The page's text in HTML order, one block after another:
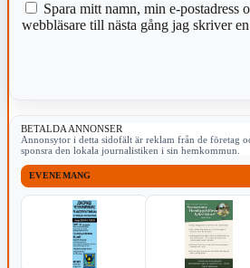
Spara mitt namn, min e-postadress
webbläsare till nästa gång jag skriver
BETALDA ANNONSER
Annonsytor i detta sidofält är reklam från de företag
sponsra den lokala journalistiken i sin hemkommun.
EVENEMANG